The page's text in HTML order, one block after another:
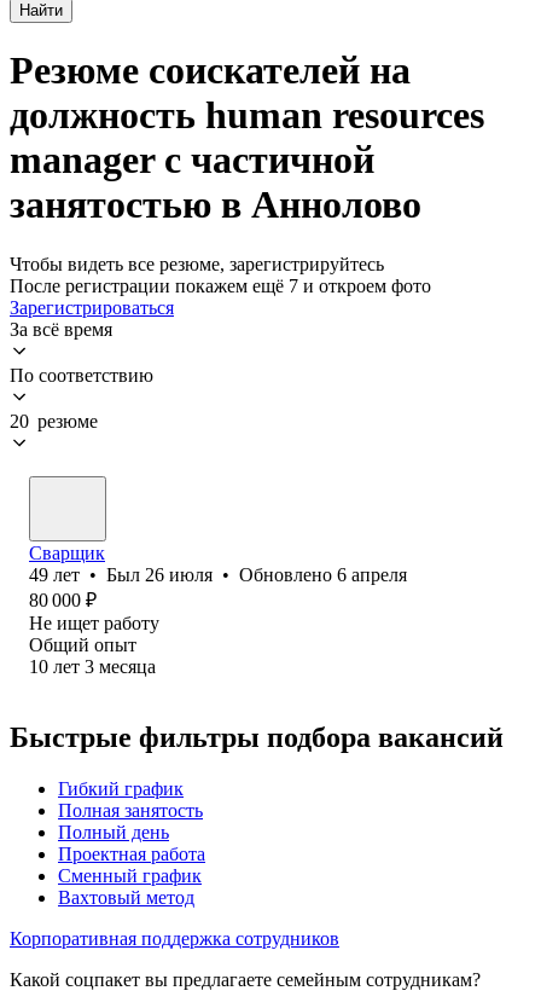
Найти
Резюме соискателей на
должность human resources
manager с частичной
занятостью в Аннолово
Чтобы видеть все резюме, зарегистрируйтесь
После регистрации покажем ещё 7 и откроем фото
Зарегистрироваться
За всё время
По соответствию
20 резюме
Сварщик
49 лет • Был 26 июля • Обновлено 6 апреля
80 000 ₽
Не ищет работу
Общий опыт
10 лет 3 месяца
Быстрые фильтры подбора вакансий
Гибкий график
Полная занятость
Полный день
Проектная работа
Сменный график
Вахтовый метод
Корпоративная поддержка сотрудников
Какой соцпакет вы предлагаете семейным сотрудникам?